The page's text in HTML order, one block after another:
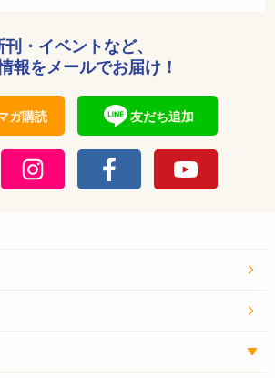
刊・イベントなど、
報をメールでお届け！
ガ購読 友だち追加